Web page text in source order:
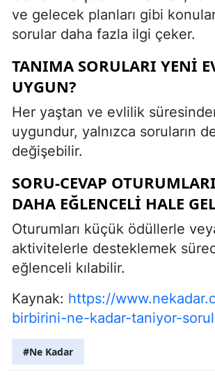
ve gelecek planları gibi
sorular daha fazla ilgi çeker.
TANIMA SORULARI YENI
UYGUN?
Her yaştan ve evlilik
uygundur, yalnızca soruların
değişebilir.
SORU-CEVAP
DAHA EĞLENCELI HALE
Oturumları küçük ödüllerle
aktivitelerle desteklemek
eğlenceli kılabilir.
Kaynak: https://
birbirini-ne-kadar-taniyor-
#Ne Kadar